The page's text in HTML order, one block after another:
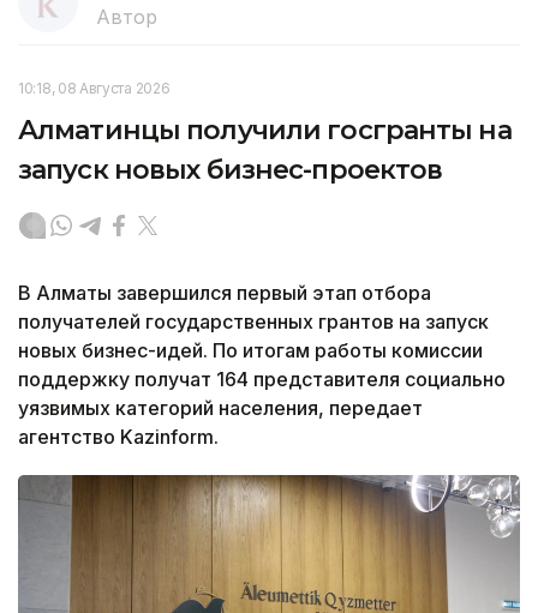
Автор
10:18, 08 Августа 2026
Алматинцы получили госгранты на
запуск новых бизнес-проектов
В Алматы завершился первый этап отбора
получателей государственных грантов на запуск
новых бизнес-идей. По итогам работы комиссии
поддержку получат 164 представителя социально
уязвимых категорий населения, передает
агентство Kazinform.